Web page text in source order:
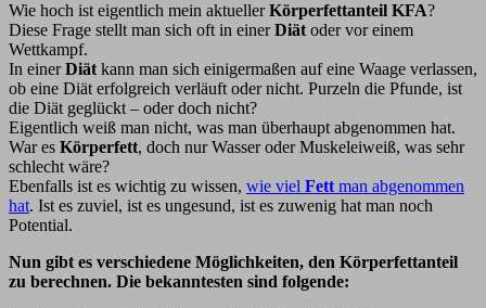
Wie hoch ist eigentlich mein aktuellerKörperfettanteil KFA?
Diese Frage stellt man sich oft in einerDiätoder vor einem
Wettkampf.
In einerDiätkann man sich einigermaßen auf eine Waage verlassen,
ob eine Diät erfolgreich verläuft oder nicht. Purzeln die Pfunde, ist
die Diät geglückt – oder doch nicht?
Eigentlich weiß man nicht, was man überhaupt abgenommen hat.
War es Körperfett, doch nur Wasser oder Muskeleiweiß, was sehr
schlecht wäre?
Ebenfalls ist es wichtig zu wissen, wie viel Fettman abgenommen
hat. Ist es zuviel, ist es ungesund, ist es zuwenig hat man noch
Potential.
Nun gibt es verschiedene Möglichkeiten, den Körperfettanteil
zu berechnen. Die bekanntesten sind folgende: